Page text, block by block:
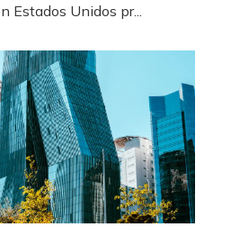
Estados Unidos pr...